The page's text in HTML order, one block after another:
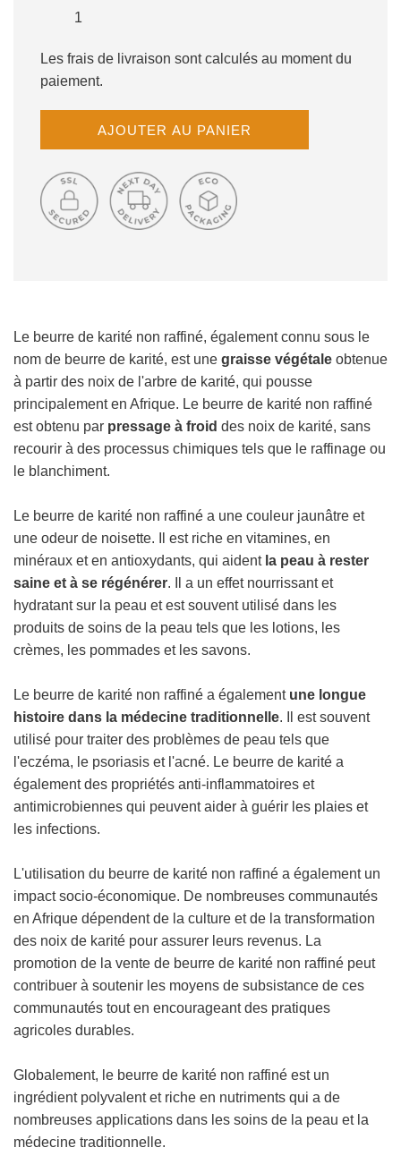
Les frais de livraison sont calculés au moment du
paiement.
C
H
G
N
C
O
R
S
.
.
AJOUTER AU PANIER
Le beurre de karité non raffiné, également connu sous le
nom de beurre de karité, est une graisse végétale obtenue
à partir des noix de l'arbre de karité, qui pousse
principalement en Afrique. Le beurre de karité non raffiné
est obtenu par pressage à froid des noix de karité, sans
recourir à des processus chimiques tels que le raffinage ou
le blanchiment.
Le beurre de karité non raffiné a une couleur jaunâtre et
une odeur de noisette. Il est riche en vitamines, en
minéraux et en antioxydants, qui aident la peau à rester
saine et à se régénérer. Il a un effet nourrissant et
hydratant sur la peau et est souvent utilisé dans les
produits de soins de la peau tels que les lotions, les
crèmes, les pommades et les savons.
Le beurre de karité non raffiné a également une longue
histoire dans la médecine traditionnelle. Il est souvent
utilisé pour traiter des problèmes de peau tels que
l'eczéma, le psoriasis et l'acné. Le beurre de karité a
également des propriétés anti-inflammatoires et
antimicrobiennes qui peuvent aider à guérir les plaies et
les infections.
L'utilisation du beurre de karité non raffiné a également un
impact socio-économique. De nombreuses communautés
en Afrique dépendent de la culture et de la transformation
des noix de karité pour assurer leurs revenus. La
promotion de la vente de beurre de karité non raffiné peut
contribuer à soutenir les moyens de subsistance de ces
communautés tout en encourageant des pratiques
agricoles durables.
Globalement, le beurre de karité non raffiné est un
ingrédient polyvalent et riche en nutriments qui a de
nombreuses applications dans les soins de la peau et la
médecine traditionnelle.